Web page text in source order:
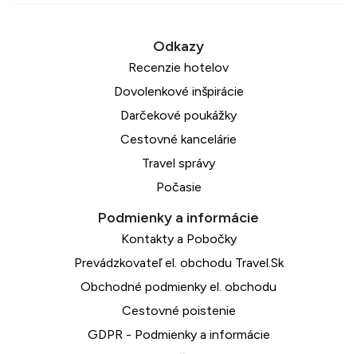
Recenzie hotelov
Dovolenkové inšpirácie
Darčekové poukážky
Cestovné kancelárie
Travel správy
Počasie
Kontakty a Pobočky
Prevádzkovateľ el. obchodu Travel.Sk
Obchodné podmienky el. obchodu
Cestovné poistenie
GDPR - Podmienky a informácie